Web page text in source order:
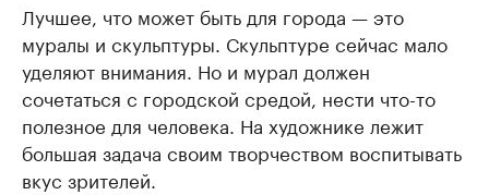
Лучшее, что может быть для города — это
муралы и скульптуры. Скульптуре сейчас мало
уделяют внимания. Но и мурал должен
сочетаться с городской средой, нести что-то
полезное для человека. На художнике лежит
большая задача своим творчеством воспитывать
вкус зрителей.